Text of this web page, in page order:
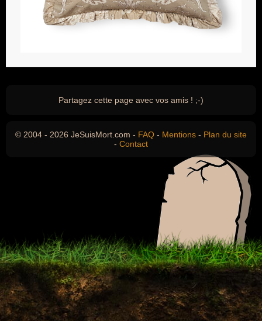
Partagez cette page avec vos amis ! ;-)
© 2004 - 2026 JeSuisMort.com - FAQ - Mentions - Plan du site
- Contact